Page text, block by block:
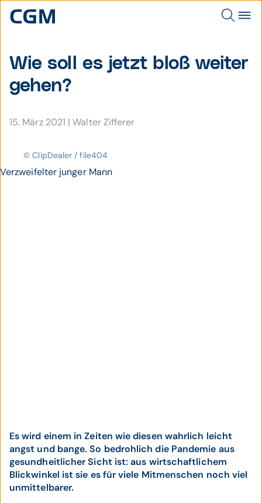
Wie soll es jetzt bloß weiter
gehen?
15. März 2021 |Walter Zifferer
© ClipDealer / file404
Verzweifelter junger Mann
Es wird einem in Zeiten wie diesen wahrlich leicht
angst und bange. So bedrohlich die Pandemie aus
gesundheitlicher Sicht ist: aus wirtschaftlichem
Blickwinkel ist sie es für viele Mitmenschen noch viel
unmittelbarer.